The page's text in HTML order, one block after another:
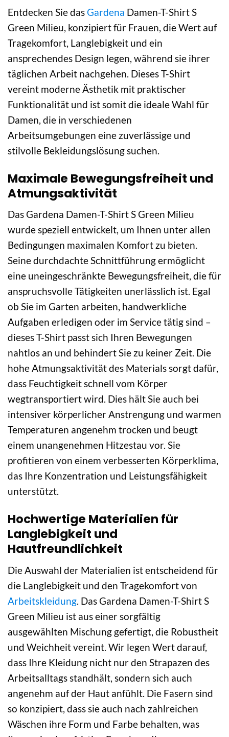
Entdecken Sie dasGardena Damen-T-Shirt S
Green Milieu, konzipiert für Frauen, die Wert auf
Tragekomfort, Langlebigkeit und ein
ansprechendes Design legen, während sie ihrer
täglichen Arbeit nachgehen. Dieses T-Shirt
vereint moderne Ästhetik mit praktischer
Funktionalität und ist somit die ideale Wahl für
Damen, die in verschiedenen
Arbeitsumgebungen eine zuverlässige und
stilvolle Bekleidungslösung suchen.
Maximale Bewegungsfreiheit und
Atmungsaktivität
Das Gardena Damen-T-Shirt S Green Milieu
wurde speziell entwickelt, um Ihnen unter allen
Bedingungen maximalen Komfort zu bieten.
Seine durchdachte Schnittführung ermöglicht
eine uneingeschränkte Bewegungsfreiheit, die für
anspruchsvolle Tätigkeiten unerlässlich ist. Egal
ob Sie im Garten arbeiten, handwerkliche
Aufgaben erledigen oder im Service tätig sind –
dieses T-Shirt passt sich Ihren Bewegungen
nahtlos an und behindert Sie zu keiner Zeit. Die
hohe Atmungsaktivität des Materials sorgt dafür,
dass Feuchtigkeit schnell vom Körper
wegtransportiert wird. Dies hält Sie auch bei
intensiver körperlicher Anstrengung und warmen
Temperaturen angenehm trocken und beugt
einem unangenehmen Hitzestau vor. Sie
profitieren von einem verbesserten Körperklima,
das Ihre Konzentration und Leistungsfähigkeit
unterstützt.
Hochwertige Materialien für
Langlebigkeit und
Hautfreundlichkeit
Die Auswahl der Materialien ist entscheidend für
die Langlebigkeit und den Tragekomfort von
Arbeitskleidung . Das Gardena Damen-T-Shirt S
Green Milieu ist aus einer sorgfältig
ausgewählten Mischung gefertigt, die Robustheit
und Weichheit vereint. Wir legen Wert darauf,
dass Ihre Kleidung nicht nur den Strapazen des
Arbeitsalltags standhält, sondern sich auch
angenehm auf der Haut anfühlt. Die Fasern sind
so konzipiert, dass sie auch nach zahlreichen
Wäschen ihre Form und Farbe behalten, was